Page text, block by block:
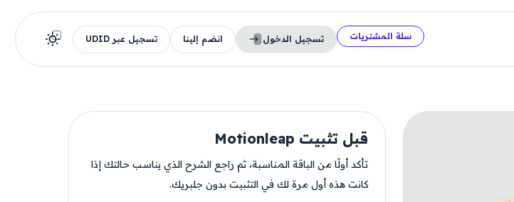
سلة المشتريات تسجيل الدخول انضم إلينا تسجيل عبر UDID
قبل تثبيت Motionleap
تأكد أولًا من الباقة المناسبة، ثم راجع الشرح الذي يناسب حالتك إذا
كانت هذه أول مرة لك في التثبيت بدون جلبريك.